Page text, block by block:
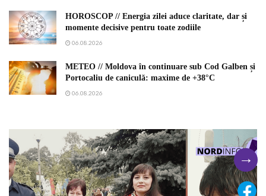
HOROSCOP // Energia zilei aduce claritate, dar și
momente decisive pentru toate zodiile
06.08.2026
METEO // Moldova în continuare sub Cod Galben și
Portocaliu de caniculă: maxime de +38°C
06.08.2026
→